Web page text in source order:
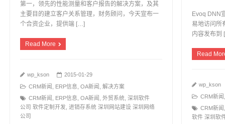
Evoq DNN
易地访问所
内容发布到
Read
wp_kson
CRM新闻
CRM新闻
软件 深圳软
第一，领先的性能测量和客户报告的解决方案，及其
主要目的建立客户关系管理，财务顾问，今天宣布一
个合资企业，提供端 […]
Read More
wp_kson
2015-01-29
CRM新闻
ERP信息 OA新闻
解决方案
CRM新闻
ERP信息 OA新闻 外贸系统 深圳软件
公司 软件定制开发 进销存系统 深圳网站建设 深圳网络
公司